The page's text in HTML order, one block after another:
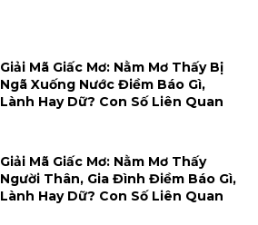
Giải Mã Giấc Mơ: Nằm Mơ Thấy Bị
Ngã Xuống Nước Điềm Báo Gì,
Lành Hay Dữ? Con Số Liên Quan
Giải Mã Giấc Mơ: Nằm Mơ Thấy
Người Thân, Gia Đình Điềm Báo Gì,
Lành Hay Dữ? Con Số Liên Quan